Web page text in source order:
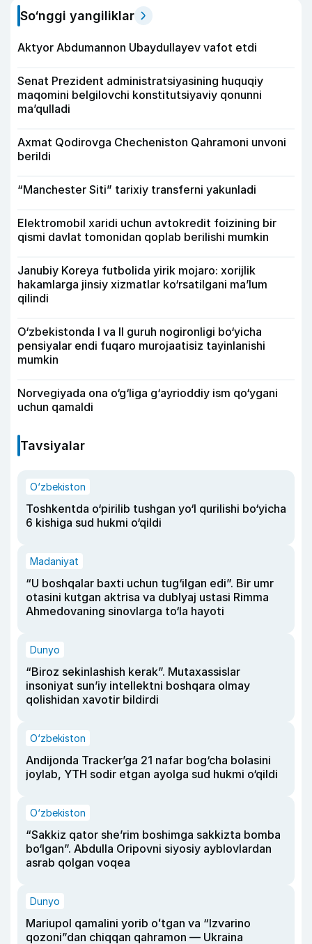
So‘nggi yangiliklar
Aktyor Abdu­mannon Ubaydullayev vafot etdi
Senat Prezident administratsiyasining huquqiy
maqomini belgilovchi konstitutsiyaviy qonunni
ma’qulladi
Axmat Qodirovga Checheniston Qahramoni unvoni
berildi
“Manchester Siti” tarixiy transferni yakunladi
Elektromobil xaridi uchun avtokredit foizining bir
qismi davlat tomonidan qoplab berilishi mumkin
Janubiy Koreya futbolida yirik mojaro: xorijlik
hakamlarga jinsiy xizmatlar ko‘rsatilgani ma’lum
qilindi
O‘zbekistonda I va II guruh nogironligi bo‘yicha
pensiyalar endi fuqaro murojaatisiz tayinlanishi
mumkin
Norvegiyada ona o‘g‘liga g‘ayrioddiy ism qo‘ygani
uchun qamaldi
Tavsiyalar
O‘zbekiston
Toshkentda o‘pirilib tushgan yo‘l qurilishi bo‘yicha
6 kishiga sud hukmi o‘qildi
Madaniyat
“U boshqalar baxti uchun tug‘ilgan edi”. Bir umr
otasini kutgan aktrisa va dublyaj ustasi Rimma
Ahmedovaning sinovlarga to‘la hayoti
Dunyo
“Biroz sekinlashish kerak”. Mutaxassislar
insoniyat sun’iy intellektni boshqara olmay
qolishidan xavotir bildirdi
O‘zbekiston
Andijonda Tracker’ga 21 nafar bog‘cha bolasini
joylab, YTH sodir etgan ayolga sud hukmi o‘qildi
O‘zbekiston
“Sakkiz qator she’rim boshimga sakkizta bomba
bo‘lgan”. Abdulla Oripovni siyosiy ayblovlardan
asrab qolgan voqea
Dunyo
Mariupol qamalini yorib oʻtgan va “Izvarino
qozoni”dan chiqqan qahramon — Ukraina